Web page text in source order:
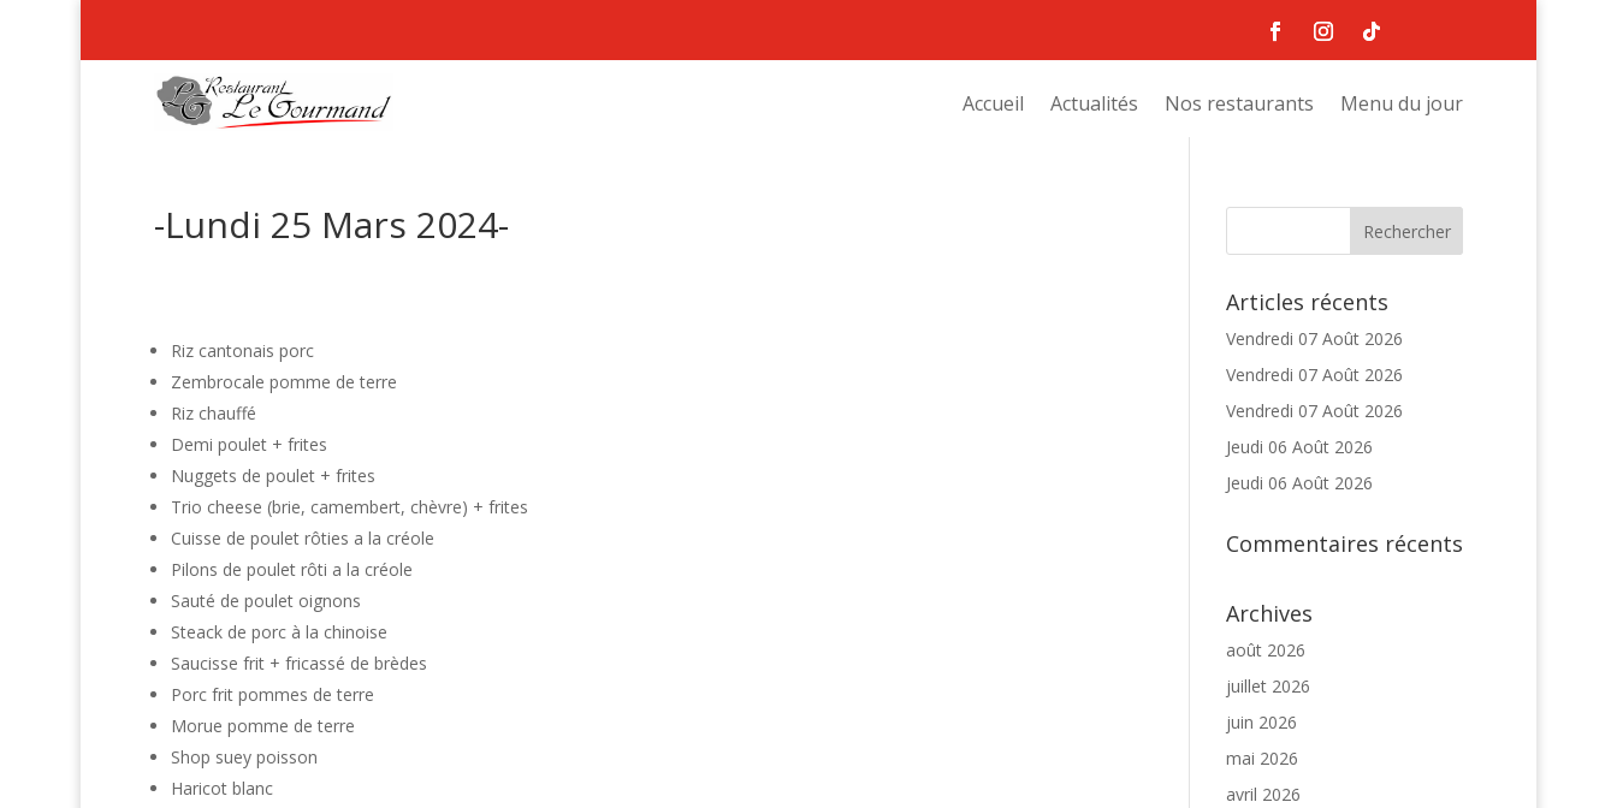
Accueil Actualités Nos restaurants Menu du jour
-Lundi 25 Mars 2024-
Riz cantonais porc
Zembrocale pomme de terre
Riz chauffé
Demi poulet + frites
Nuggets de poulet + frites
Trio cheese (brie, camembert, chèvre) + frites
Cuisse de poulet rôties a la créole
Pilons de poulet rôti a la créole
Sauté de poulet oignons
Steack de porc à la chinoise
Saucisse frit + fricassé de brèdes
Porc frit pommes de terre
Morue pomme de terre
Shop suey poisson
Haricot blanc
Articles récents
Vendredi 07 Août 2026
Vendredi 07 Août 2026
Vendredi 07 Août 2026
Jeudi 06 Août 2026
Jeudi 06 Août 2026
Commentaires récents
Archives
août 2026
juillet 2026
juin 2026
mai 2026
avril 2026